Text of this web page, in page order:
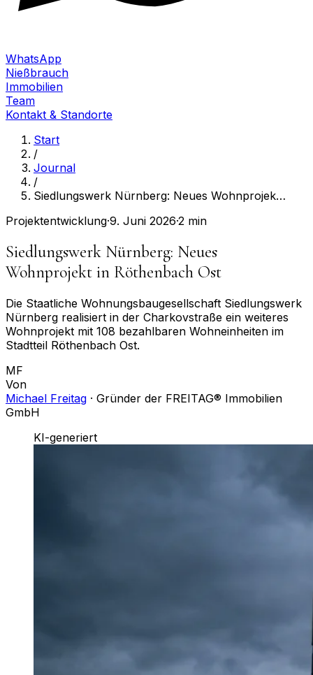
WhatsApp
Nießbrauch
Immobilien
Team
Kontakt & Standorte
Start
/
Journal
/
Siedlungswerk Nürnberg: Neues Wohnprojek…
Projektentwicklung·9. Juni 2026·2 min
Siedlungswerk Nürnberg: Neues
Wohnprojekt in Röthenbach Ost
Die Staatliche Wohnungsbaugesellschaft Siedlungswerk
Nürnberg realisiert in der Charkovstraße ein weiteres
Wohnprojekt mit 108 bezahlbaren Wohneinheiten im
Stadtteil Röthenbach Ost.
MF
Von
Michael Freitag · Gründer der FREITAG® Immobilien
GmbH
KI-generiert